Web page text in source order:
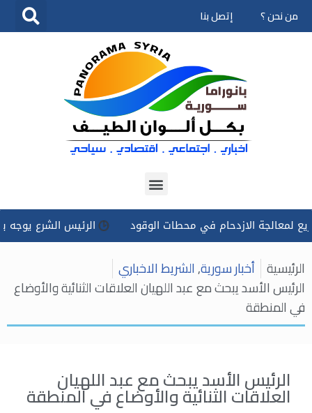
تخطى
من نحن ؟ إتصل بنا
الازدحام في محطات الوقود الرئيس الشرع يوجه
الرئيسية أخبار سورية,الشريط الاخباري
الرئيس الأسد يبحث مع عبد اللهيان العلاقات الثنائية والأوضاع
في المنطقة
الرئيس الأسد يبحث مع عبد اللهيان
العلاقات الثنائية والأوضاع في المنطقة